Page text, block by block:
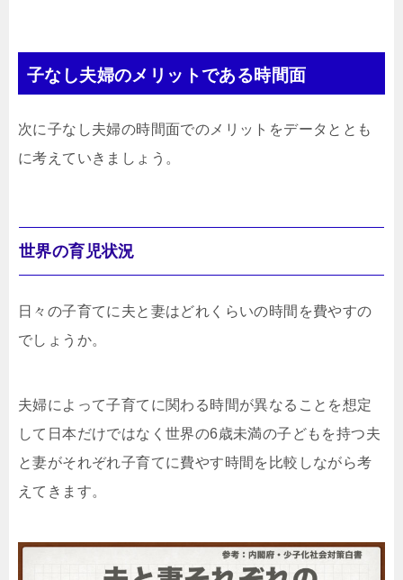
子なし夫婦のメリットである時間面
次に子なし夫婦の時間面でのメリットをデータととも
に考えていきましょう。
世界の育児状況
日々の子育てに夫と妻はどれくらいの時間を費やすの
でしょうか。
夫婦によって子育てに関わる時間が異なることを想定
して日本だけではなく世界の6歳未満の子どもを持つ夫
と妻がそれぞれ子育てに費やす時間を比較しながら考
えてきます。